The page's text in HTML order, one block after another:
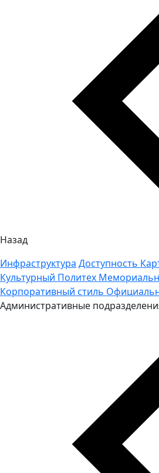
Назад
Инфраструктура Доступность
Культурный Политех
Корпоративный стиль
Административные